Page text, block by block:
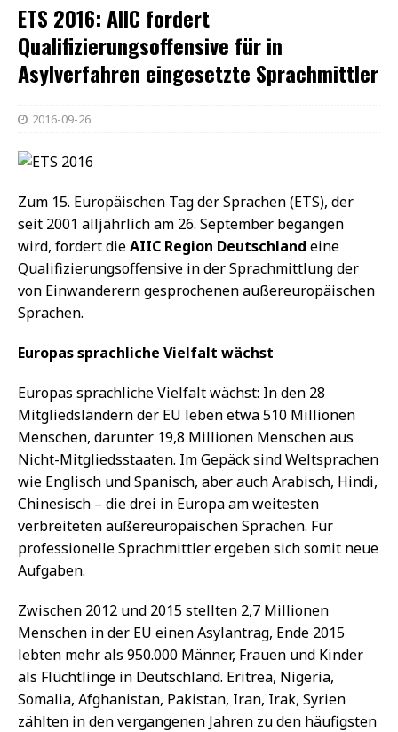
ETS 2016: AIIC fordert
Qualifizierungsoffensive für in
Asylverfahren eingesetzte Sprachmittler
2016-09-26
Zum 15. Europäischen Tag der Sprachen (ETS), der
seit 2001 alljährlich am 26. September begangen
wird, fordert dieAIIC Region Deutschland eine
Qualifizierungsoffensive in der Sprachmittlung der
von Einwanderern gesprochenen außereuropäischen
Sprachen.
Europas sprachliche Vielfalt wächst
Europas sprachliche Vielfalt wächst: In den 28
Mitgliedsländern der EU leben etwa 510 Millionen
Menschen, darunter 19,8 Millionen Menschen aus
Nicht-Mitgliedsstaaten. Im Gepäck sind Weltsprachen
wie Englisch und Spanisch, aber auch Arabisch, Hindi,
Chinesisch – die drei in Europa am weitesten
verbreiteten außereuropäischen Sprachen. Für
professionelle Sprachmittler ergeben sich somit neue
Aufgaben.
Zwischen 2012 und 2015 stellten 2,7 Millionen
Menschen in der EU einen Asylantrag, Ende 2015
lebten mehr als 950.000 Männer, Frauen und Kinder
als Flüchtlinge in Deutschland. Eritrea, Nigeria,
Somalia, Afghanistan, Pakistan, Iran, Irak, Syrien
zählten in den vergangenen Jahren zu den häufigsten